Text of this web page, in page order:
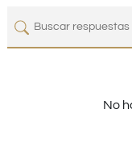
No